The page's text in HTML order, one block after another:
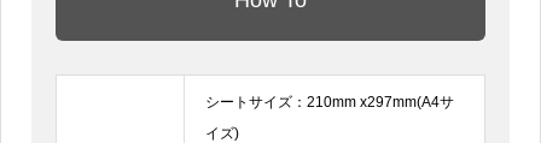
シートサイズ：210mm x297mm(A4サ
イズ)